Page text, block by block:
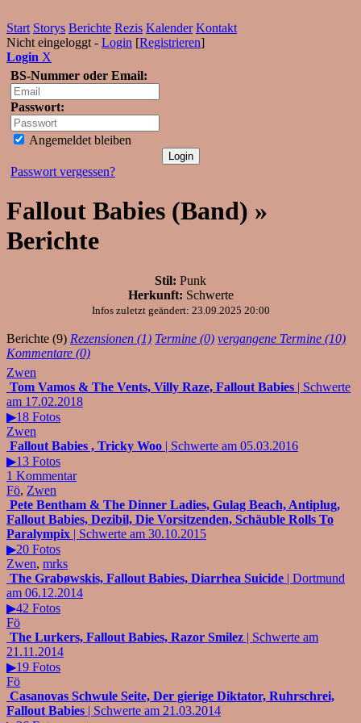
Start Storys Berichte Rezis Kalender Kontakt
Nicht eingeloggt - Login [Registrieren]
Login X
BS-Nummer oder Email:
Passwort:
Angemeldet bleiben
Passwort vergessen?
Fallout Babies (Band) »
Berichte
Stil: Punk
Herkunft: Schwerte
Infos zuletzt geändert: 23.09.2025 20:00
Berichte (9) Rezensionen (1) Termine (0) vergangene Termine (10)
Kommentare (0)
Zwen
Tom Vamos & The Vents, Villy Raze, Fallout Babies | Schwerte
am 17.02.2018
▶18 Fotos
Zwen
Fallout Babies , Tricky Woo | Schwerte am 05.03.2016
▶13 Fotos
1 Kommentar
Fö, Zwen
Pete Bentham & The Dinner Ladies, Gulag Beach, Antiplug,
Fallout Babies, Dezibil, Die Vorsitzenden, Schäuble Rolls To
Paralympix | Schwerte am 30.10.2015
▶20 Fotos
Zwen, mrks
The Grabøwskis, Fallout Babies, Diarrhea Suicide | Dortmund
am 06.12.2014
▶42 Fotos
Fö
The Lurkers, Fallout Babies, Razor Smilez | Schwerte am
21.11.2014
▶19 Fotos
Fö
Casanovas Schwule Seite, Der gierige Diktator, Ruhrschrei,
Fallout Babies | Schwerte am 21.03.2014